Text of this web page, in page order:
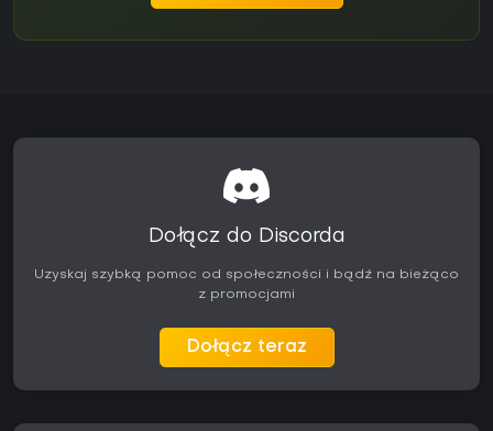
Dołącz do Discorda
Uzyskaj szybką pomoc od społeczności i bądź na bieżąco
z promocjami
Dołącz teraz